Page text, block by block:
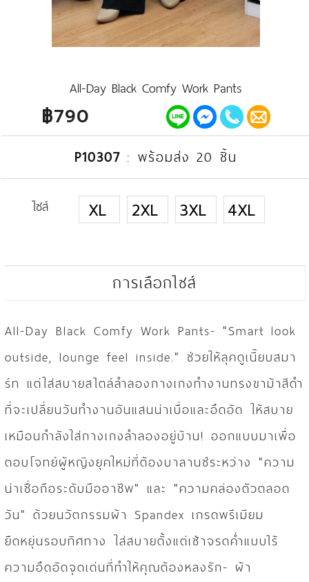
All-Day Black Comfy Work Pants
฿790
P10307 : พร้อมส่ง 20 ชิ้น
ไซส์ XL 2XL 3XL 4XL
การเลือกไซส์
All-Day Black Comfy Work Pants- "Smart look
outside, lounge feel inside." ช่วยให้ลุคดูเนี๊ยบสมา
ร์ท แต่ใส่สบายสไตล์ลำลองกางเกงทำงานทรงขาม้าสีดำ
ที่จะเปลี่ยนวันทำงานอันแสนน่าเบื่อและอึดอัด ให้สบาย
เหมือนกำลังใส่กางเกงลำลองอยู่บ้าน! ออกแบบมาเพื่อ
ตอบโจทย์ผู้หญิงยุคใหม่ที่ต้องบาลานซ์ระหว่าง "ความ
น่าเชื่อถือระดับมืออาชีพ" และ "ความคล่องตัวตลอด
วัน" ด้วยนวัตกรรมผ้า Spandex เกรดพรีเมียม
ยืดหยุ่นรอบทิศทาง ใส่สบายตั้งแต่เช้าจรดค่ำแบบไร้
ความอึดอัดจุดเด่นที่ทำให้คุณต้องหลงรัก- ผ้า